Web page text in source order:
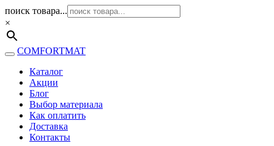
поиск товара...
×
COMFORTMAT
Каталог
Акции
Блог
Выбор материала
Как оплатить
Доставка
Контакты